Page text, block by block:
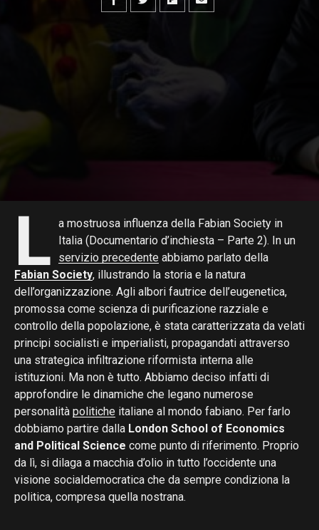
L a mostruosa influenza della Fabian Society in
Italia (Documentario d’inchiesta – Parte 2). In un
servizio precedenteabbiamo parlato della
Fabian Society, illustrando la storia e la natura
dell’organizzazione. Agli albori fautrice dell’eugenetica,
promossa come scienza di purificazione razziale e
controllo della popolazione, è stata caratterizzata da velati
principi socialisti e imperialisti, propagandati attraverso
una strategica infiltrazione riformista interna alle
istituzioni. Ma non è tutto. Abbiamo deciso infatti di
approfondire le dinamiche che legano numerose
personalità politiche italiane al mondo fabiano. Per farlo
dobbiamo partire dalla London School of Economics
and Political Science come punto di riferimento. Proprio
da lì, si dilaga a macchia d’olio in tutto l’occidente una
visione socialdemocratica che da sempre condiziona la
politica, compresa quella nostrana.